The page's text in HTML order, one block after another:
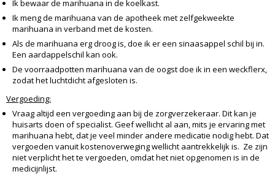
Ik bewaar de marihuana in de koelkast.
Ik meng de marihuana van de apotheek met zelfgekweekte
marihuana in verband met de kosten.
Als de marihuana erg droog is, doe ik er een sinaasappel schil bij in.
Een aardappelschil kan ook.
De voorraadpotten marihuana van de oogst doe ik in een weckflerx,
zodat het luchtdicht afgesloten is.
Vergoeding:
Vraag altijd een vergoeding aan bij de zorgverzekeraar. Dit kan je
huisarts doen of specialist. Geef wellicht al aan, mits je ervaring met
marihuana hebt, dat je veel minder andere medicatie nodig hebt. Dat
vergoeden vanuit kostenoverweging wellicht aantrekkelijk is. Ze zijn
niet verplicht het te vergoeden, omdat het niet opgenomen is in de
medicijnlijst.